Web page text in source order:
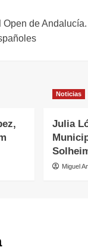
de
Noticias
Julia
Miguel